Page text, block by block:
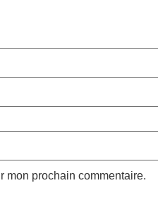
mon prochain commentaire.